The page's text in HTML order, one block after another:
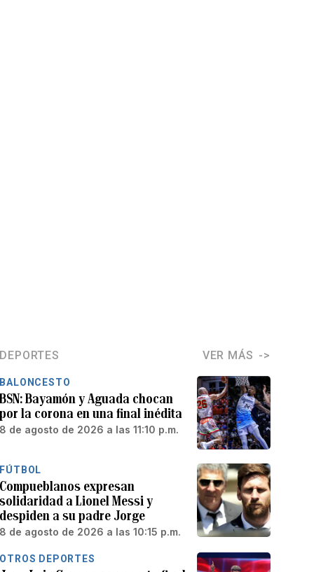
DEPORTES VER MÁS
BALONCESTO
BSN: Bayamón y Aguada chocan
por la corona en una final inédita
8 de agosto de 2026 a las 11:10 p.m.
FÚTBOL
Compueblanos expresan
solidaridad a Lionel Messi y
despiden a su padre Jorge
8 de agosto de 2026 a las 10:15 p.m.
OTROS DEPORTES